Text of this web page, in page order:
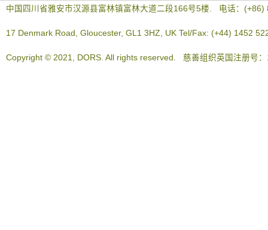
中国四川省雅安市汉源县富林镇富林大道二段166号5楼. 电话：
17 Denmark Road, Gloucester, GL1 3HZ, UK Tel/Fax: (+44) 1452
Copyright © 2021, DORS. All rights reserved. 慈善组织英国注册号